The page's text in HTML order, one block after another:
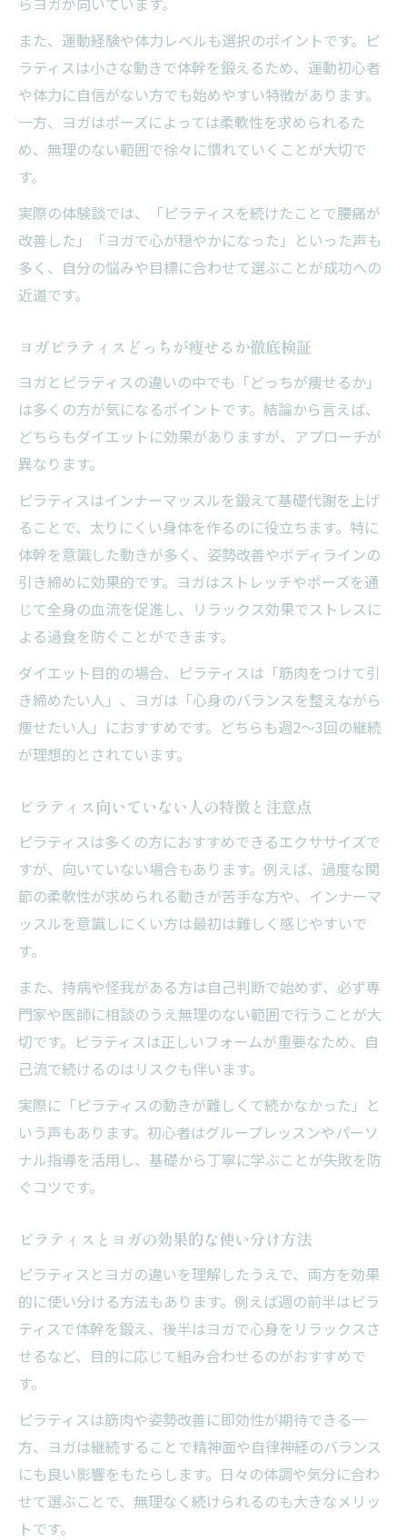
また、運動経験や体力レベルも選択のポイントです。ピ
ラティスは小さな動きで体幹を鍛えるため、運動初心者
や体力に自信がない方でも始めやすい特徴があります。
一方、ヨガはポーズによっては柔軟性を求められるた
め、無理のない範囲で徐々に慣れていくことが大切で
す。
実際の体験談では、「ピラティスを続けたことで腰痛が
改善した」「ヨガで心が穏やかになった」といった声も
多く、自分の悩みや目標に合わせて選ぶことが成功への
近道です。
ヨガピラティスどっちが痩せるか徹底検証
ヨガとピラティスの違いの中でも「どっちが痩せるか」
は多くの方が気になるポイントです。結論から言えば、
どちらもダイエットに効果がありますが、アプローチが
異なります。
ピラティスはインナーマッスルを鍛えて基礎代謝を上げ
ることで、太りにくい身体を作るのに役立ちます。特に
体幹を意識した動きが多く、姿勢改善やボディラインの
引き締めに効果的です。ヨガはストレッチやポーズを通
じて全身の血流を促進し、リラックス効果でストレスに
よる過食を防ぐことができます。
ダイエット目的の場合、ピラティスは「筋肉をつけて引
き締めたい人」、ヨガは「心身のバランスを整えながら
痩せたい人」におすすめです。どちらも週2～3回の継続
が理想的とされています。
ピラティス向いていない人の特徴と注意点
ピラティスは多くの方におすすめできるエクササイズで
すが、向いていない場合もあります。例えば、過度な関
節の柔軟性が求められる動きが苦手な方や、インナーマ
ッスルを意識しにくい方は最初は難しく感じやすいで
す。
また、持病や怪我がある方は自己判断で始めず、必ず専
門家や医師に相談のうえ無理のない範囲で行うことが大
切です。ピラティスは正しいフォームが重要なため、自
己流で続けるのはリスクも伴います。
実際に「ピラティスの動きが難しくて続かなかった」と
いう声もあります。初心者はグループレッスンやパーソ
ナル指導を活用し、基礎から丁寧に学ぶことが失敗を防
ぐコツです。
ピラティスとヨガの効果的な使い分け方法
ピラティスとヨガの違いを理解したうえで、両方を効果
的に使い分ける方法もあります。例えば週の前半はピラ
ティスで体幹を鍛え、後半はヨガで心身をリラックスさ
せるなど、目的に応じて組み合わせるのがおすすめで
す。
ピラティスは筋肉や姿勢改善に即効性が期待できる一
方、ヨガは継続することで精神面や自律神経のバランス
にも良い影響をもたらします。日々の体調や気分に合わ
せて選ぶことで、無理なく続けられるのも大きなメリッ
トです。